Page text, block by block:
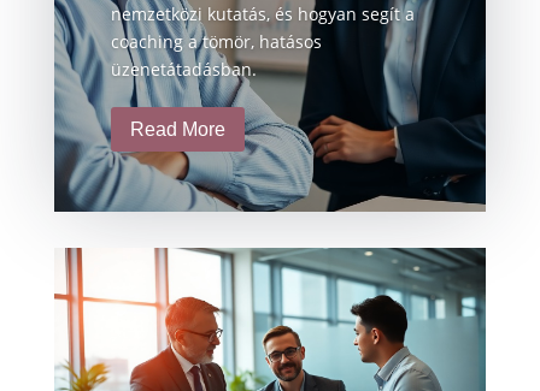
nemzetközi kutatás, és hogyan segít a
coaching a tömör, hatásos
üzenetátadásban.
Read More